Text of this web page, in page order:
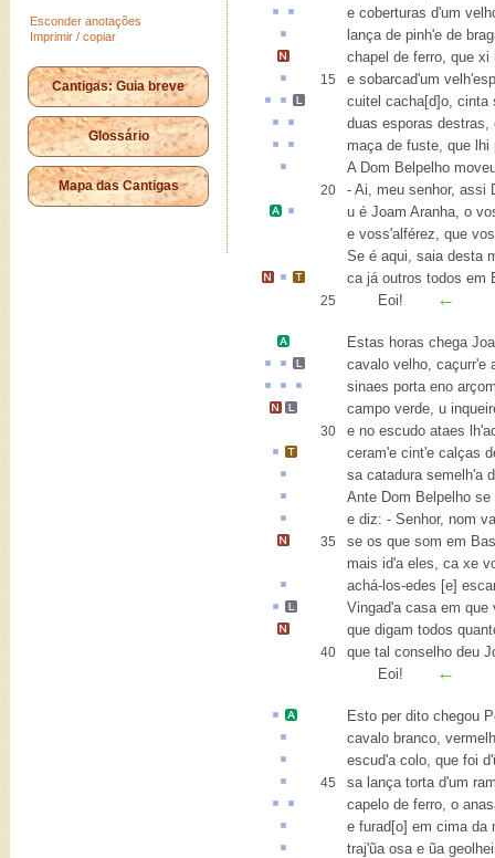
Esconder anotações
Imprimir / copiar
Cantigas: Guia breve
Glossário
Mapa das Cantigas
e coberturas d'um
lança de pinh'e de
chapel de ferro, que
15 e sobarcad'um
cuitel cacha[d]o, cinta
duas esporas destras,
maça de fuste, que lhi
A Dom Belpelho
20
- Ai, meu senhor, assi
u é Joam Aranha, o
e voss'alférez, que
Se é aqui, saia desta
ca já outros todos em
25 Eoi! ←
Estas horas chega
cavalo velho, caçurr'e
sinaes portaeno
campo verde, u
30
e no escudo ataes
ceram'e cint'e calças
sa catadura semelh'a
Ante Dom Belpelho
e diz: - Senhor, nom
35
se os que som em
mais id'a eles, ca xe
achá-los-edes [e]
Vingad'a casa em que
que digam todos
40
que tal conselho deu
Eoi!
←
Esto per dito chegou
cavalo branco,
escud'a colo, que foi
45
sa lança torta d'um
capelo de ferro, o
e furad[o] em cima da
traj'ũa osae ũa